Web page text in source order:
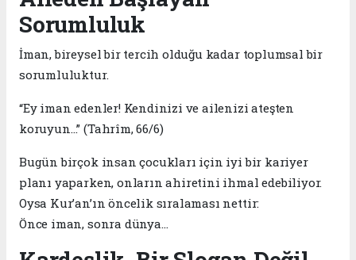
Sorumluluk
İman, bireysel bir tercih olduğu kadar toplumsal bir
sorumluluktur.
“Ey iman edenler! Kendinizi ve ailenizi ateşten
koruyun…” (Tahrîm, 66/6)
Bugün birçok insan çocukları için iyi bir kariyer
planı yaparken, onların ahiretini ihmal edebiliyor.
Oysa Kur’an’ın öncelik sıralaması nettir:
Önce iman, sonra dünya…